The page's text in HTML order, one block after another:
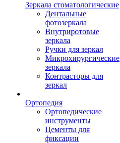
Зеркала стоматологические
Дентальные
фотозеркала
Внутриротовые
зеркала
Ручки для зеркал
Микрохирургические
зеркала
Контрасторы для
зеркал
Ортопедия
Ортопедические
инструменты
Цементы для
фиксации